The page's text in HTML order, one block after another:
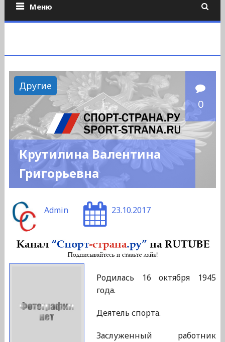
Меню
Другие
0
Крутилина Валентина
Григорьевна
Admin 23.10.2017
Родилась 16 октября 1945
года.
Деятель спорта.
Заслуженный работник